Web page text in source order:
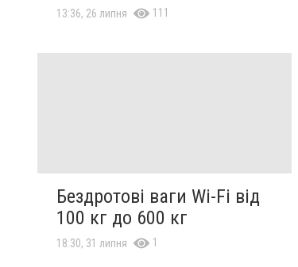
13:36, 26 липня 111
Бездротові ваги Wi-Fi від
100 кг до 600 кг
18:30, 31 липня 1